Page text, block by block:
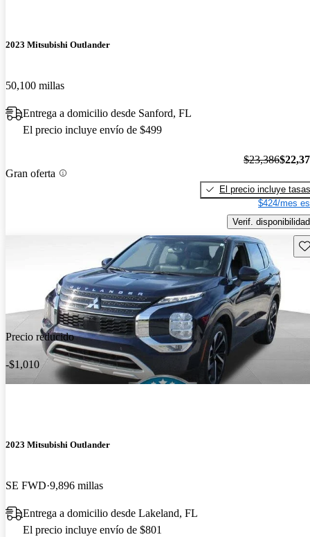
2023 Mitsubishi Outlander
50,100 millas
Entrega a domicilio desde Sanford, FL
El precio incluye envío de $499
Gran oferta
$23,386
El precio incluye tasas
$424/mes
Verif. disponibilidad
Precio reducido
-$1,010
2023 Mitsubishi Outlander
SE FWD 9,896 millas
Entrega a domicilio desde Lakeland, FL
El precio incluye envío de $801